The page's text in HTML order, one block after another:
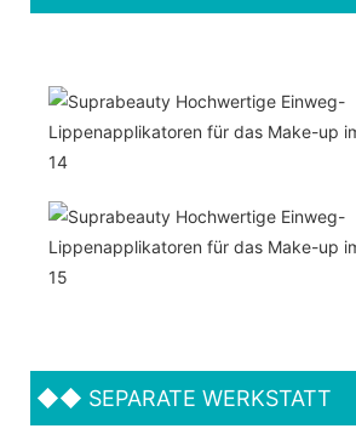
◆◆ SEPARATE WERKSTATT